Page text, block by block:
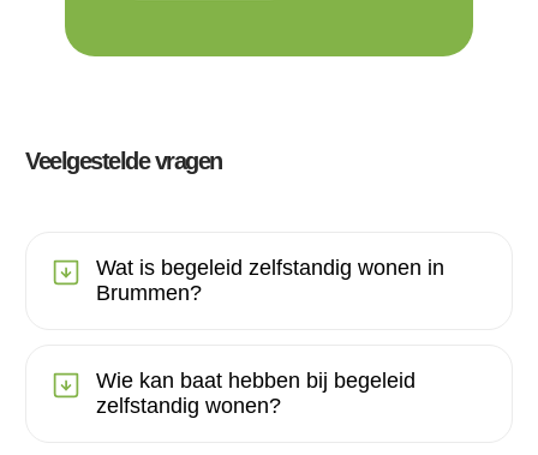
Veelgestelde vragen
Wat is begeleid zelfstandig wonen in
Brummen?
Wie kan baat hebben bij begeleid
zelfstandig wonen?